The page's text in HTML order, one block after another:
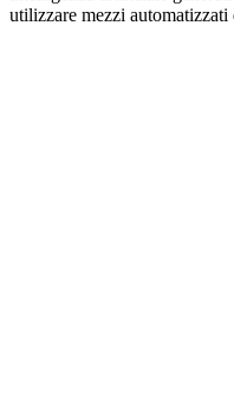
utilizzare mezzi automatizzati